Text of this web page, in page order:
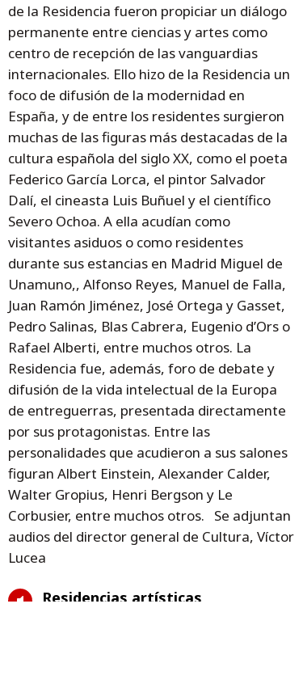
de la Residencia fueron propiciar un diálogo
permanente entre ciencias y artes como
centro de recepción de las vanguardias
internacionales. Ello hizo de la Residencia un
foco de difusión de la modernidad en
España, y de entre los residentes surgieron
muchas de las figuras más destacadas de la
cultura española del siglo XX, como el poeta
Federico García Lorca, el pintor Salvador
Dalí, el cineasta Luis Buñuel y el científico
Severo Ochoa. A ella acudían como
visitantes asiduos o como residentes
durante sus estancias en Madrid Miguel de
Unamuno,, Alfonso Reyes, Manuel de Falla,
Juan Ramón Jiménez, José Ortega y Gasset,
Pedro Salinas, Blas Cabrera, Eugenio d’Ors o
Rafael Alberti, entre muchos otros. La
Residencia fue, además, foro de debate y
difusión de la vida intelectual de la Europa
de entreguerras, presentada directamente
por sus protagonistas. Entre las
personalidades que acudieron a sus salones
figuran Albert Einstein, Alexander Calder,
Walter Gropius, Henri Bergson y Le
Corbusier, entre muchos otros. Se adjuntan
audios del director general de Cultura, Víctor
Lucea
Residencias artísticas